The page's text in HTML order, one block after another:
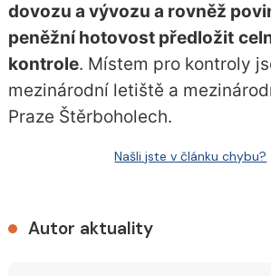
dovozu a vývozu a rovněž
peněžní hotovost předložit
kontrole. Místem pro kontroly
mezinárodní letiště a
Praze Štěrboholech.
Našli jste v článku chybu?
Autor aktuality